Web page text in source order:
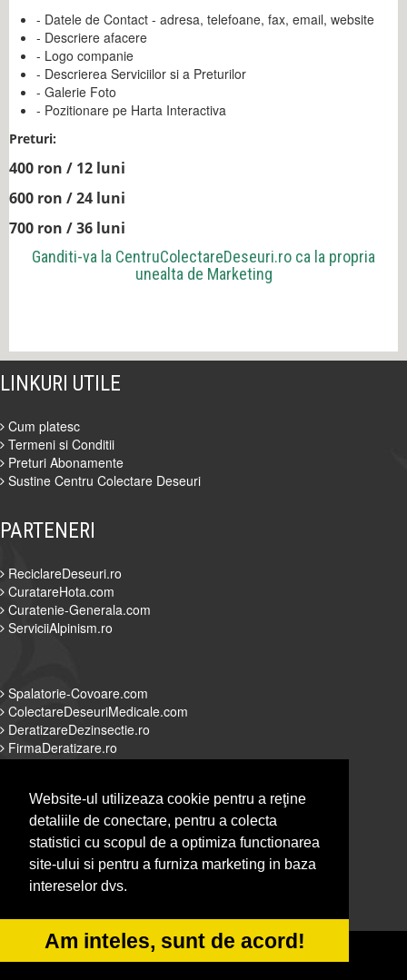
Website-ul utilizeaza cookie pentru a reţine
detaliile de conectare, pentru a colecta
statistici cu scopul de a optimiza functionarea
site-ului si pentru a furniza marketing in baza
intereselor dvs.
Am inteles, sunt de acord!
- Datele de Contact - adresa, telefoane, fax, email, website
- Descriere afacere
- Logo companie
- Descrierea Serviciilor si a Preturilor
- Galerie Foto
- Pozitionare pe Harta Interactiva
Preturi:
400 ron / 12 luni
600 ron / 24 luni
700 ron / 36 luni
Ganditi-va la CentruColectareDeseuri.ro ca la propria
unealta de Marketing
LINKURI UTILE
Cum platesc
Termeni si Conditii
Preturi Abonamente
Sustine Centru Colectare Deseuri
PARTENERI
ReciclareDeseuri.ro
CuratareHota.com
Curatenie-Generala.com
ServiciiAlpinism.ro
Spalatorie-Covoare.com
ColectareDeseuriMedicale.com
DeratizareDezinsectie.ro
FirmaDeratizare.ro
Alpinist-Utilitar.com
Servicii-DDD.com
Spalatorie-Curatatorie.com
Spalatorie-Curatatorie.ro
© 2014-2026 Powered byVilonMedia &TekaBility-ANPC